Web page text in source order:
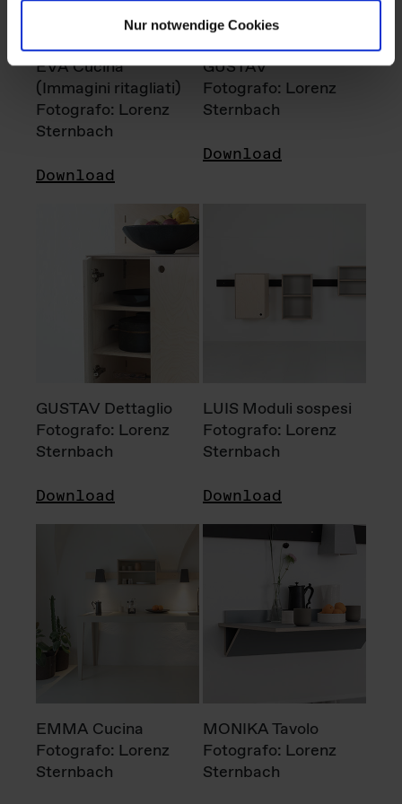
Nur notwendige Cookies
EVA Cucina
(Immagini ritagliati)
Fotografo: Lorenz
Sternbach
Download
GUSTAV
Fotografo: Lorenz
Sternbach
Download
GUSTAV Dettaglio
Fotografo: Lorenz
Sternbach
Download
LUIS Moduli sospesi
Fotografo: Lorenz
Sternbach
Download
EMMA Cucina
Fotografo: Lorenz
Sternbach
MONIKA Tavolo
Fotografo: Lorenz
Sternbach